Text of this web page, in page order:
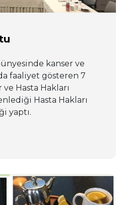
kanser ve
faaliyet gösteren 7
Hasta Hakları
Hasta Hakları
yaptı.